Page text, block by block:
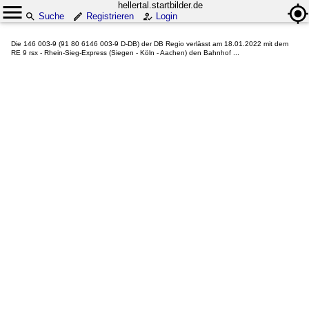
hellertal.startbilder.de
Suche
Registrieren Login
Die 146 003-9 (91 80 6146 003-9 D-DB) der DB Regio verlässt am 18.01.2022 mit dem
RE 9 rsx - Rhein-Sieg-Express (Siegen - Köln - Aachen) den Bahnhof ...